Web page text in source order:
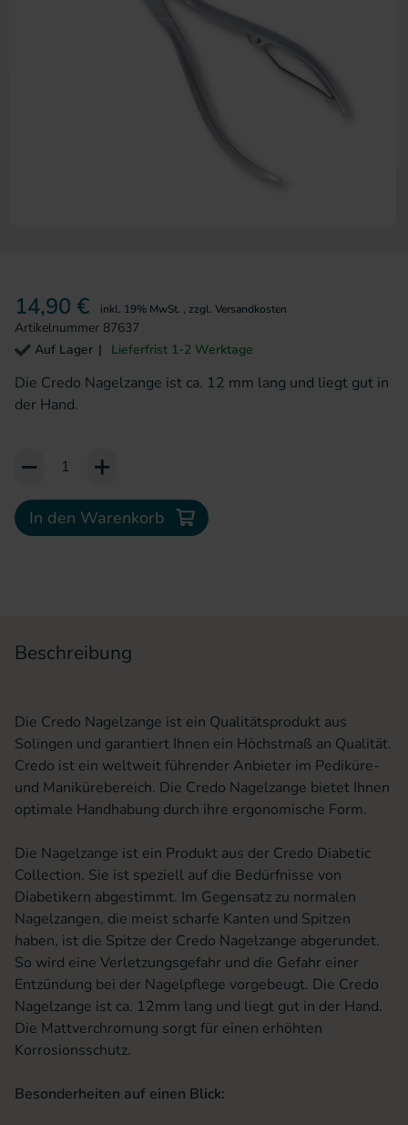
14,90 € inkl. 19% MwSt. , zzgl. Versandkosten
Artikelnummer 87637
Auf Lager
Lieferfrist 1-2 Werktage
Die Credo Nagelzange ist ca. 12 mm lang und liegt gut in
der Hand.
Add to Cart or Wish List
In den Warenkorb
Beschreibung
Die Credo Nagelzange ist ein Qualitätsprodukt aus
Solingen und garantiert Ihnen ein Höchstmaß an Qualität.
Credo ist ein weltweit führender Anbieter im Pediküre-
und Manikürebereich. Die Credo Nagelzange bietet Ihnen
optimale Handhabung durch ihre ergonomische Form.
Die Nagelzange ist ein Produkt aus der Credo Diabetic
Collection. Sie ist speziell auf die Bedürfnisse von
Diabetikern abgestimmt. Im Gegensatz zu normalen
Nagelzangen, die meist scharfe Kanten und Spitzen
haben, ist die Spitze der Credo Nagelzange abgerundet.
So wird eine Verletzungsgefahr und die Gefahr einer
Entzündung bei der Nagelpflege vorgebeugt. Die Credo
Nagelzange ist ca. 12mm lang und liegt gut in der Hand.
Die Mattverchromung sorgt für einen erhöhten
Korrosionsschutz.
Besonderheiten auf einen Blick: